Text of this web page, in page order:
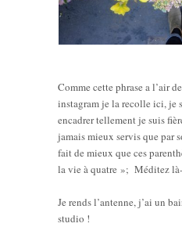
Comme cette phrase a l’air
instagram je la recolle ici, je
encadrer tellement je suis
jamais mieux servis que par
fait de mieux que ces
la vie à quatre »; Méditez là-
Je rends l’antenne, j’ai un
studio !